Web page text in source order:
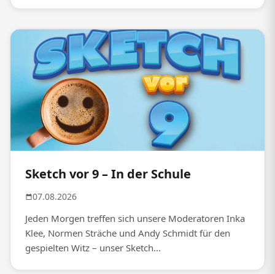
Sketch vor 9 – In der Schule
07.08.2026
Jeden Morgen treffen sich unsere Moderatoren Inka
Klee, Normen Sträche und Andy Schmidt für den
gespielten Witz – unser Sketch...